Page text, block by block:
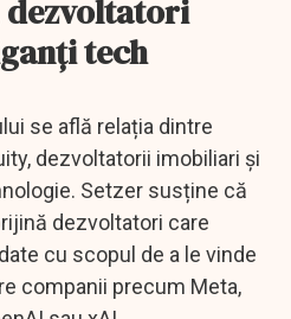
dezvoltatori
tech
se află relația dintre
dezvoltatorii imobiliari și
Setzer susține că
dezvoltatori care
cu scopul de a le vinde
companii precum Meta,